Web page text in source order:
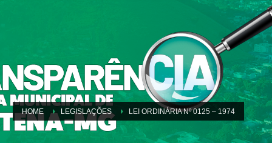
HOME LEGISLAÇÕES LEI ORDINÁRIA Nº 0125 – 1974